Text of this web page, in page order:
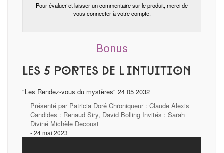
Pour évaluer et laisser un commentaire sur le produit, merci de
vous connecter à votre compte.
Bonus
Les 5 portes de l'intuition
"Les Rendez-vous du mystères" 24 05 2032
Présenté par Patricia Doré Chroniqueur : Claude Alexis
Candides : Renaud Siry, David Bolling Invités : Sarah
Diviné Michèle Decoust
24 mai 2023